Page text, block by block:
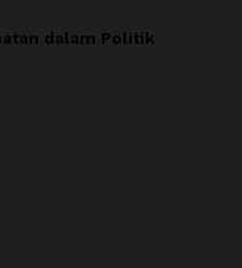
dalam Politik